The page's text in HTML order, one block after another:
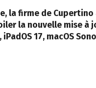
la firme de
la nouvelle mise
17, macOS